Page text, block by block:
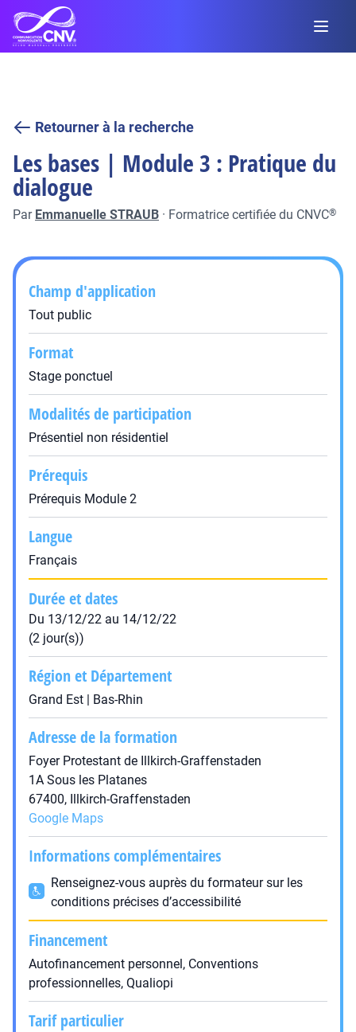
Retourner à la recherche
Les bases | Module 3 : Pratique du
dialogue
Par Emmanuelle STRAUB · Formatrice certifiée du CNVC®
Champ d'application
Tout public
Format
Stage ponctuel
Modalités de participation
Présentiel non résidentiel
Prérequis
Prérequis Module 2
Langue
Français
Durée et dates
Du 13/12/22 au 14/12/22
(2 jour(s))
Région et Département
Grand Est | Bas-Rhin
Adresse de la formation
Foyer Protestant de Illkirch-Graffenstaden
1A Sous les Platanes
67400, Illkirch-Graffenstaden
Google Maps
Informations complémentaires
Renseignez-vous auprès du formateur sur les
conditions précises d’accessibilité
Financement
Autofinancement personnel, Conventions
professionnelles, Qualiopi
Tarif particulier